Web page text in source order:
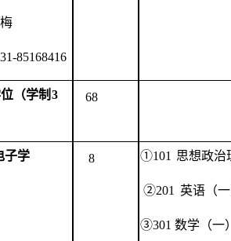
85168416
（学制 3
68
子学 8 ①101 思想政治
②201 英语（一
③301 数学（一）